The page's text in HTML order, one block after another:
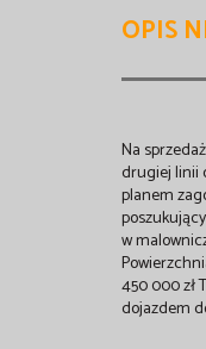
OPIS
Na
drugiej linii
planem
w
450 000 zł
dojazdem